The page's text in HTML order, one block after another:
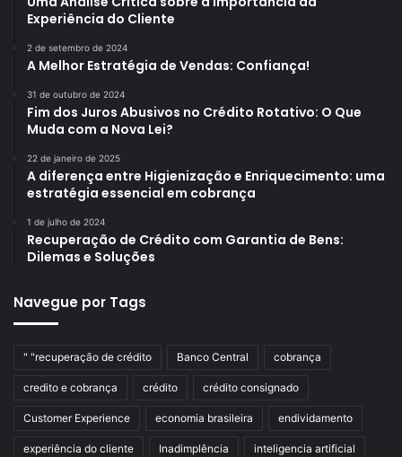
Experiência do Cliente
2 de setembro de 2024
A Melhor Estratégia de Vendas: Confiança!
31 de outubro de 2024
Fim dos Juros Abusivos no Crédito Rotativo: O Que
Muda com a Nova Lei?
22 de janeiro de 2025
A diferença entre Higienização e Enriquecimento: uma
estratégia essencial em cobrança
1 de julho de 2024
Recuperação de Crédito com Garantia de Bens:
Dilemas e Soluções
Navegue por Tags
" "recuperação de crédito Banco Central cobrança
credito e cobrança crédito crédito consignado
Customer Experience economia brasileira endividamento
experiência do cliente Inadimplência inteligencia artificial